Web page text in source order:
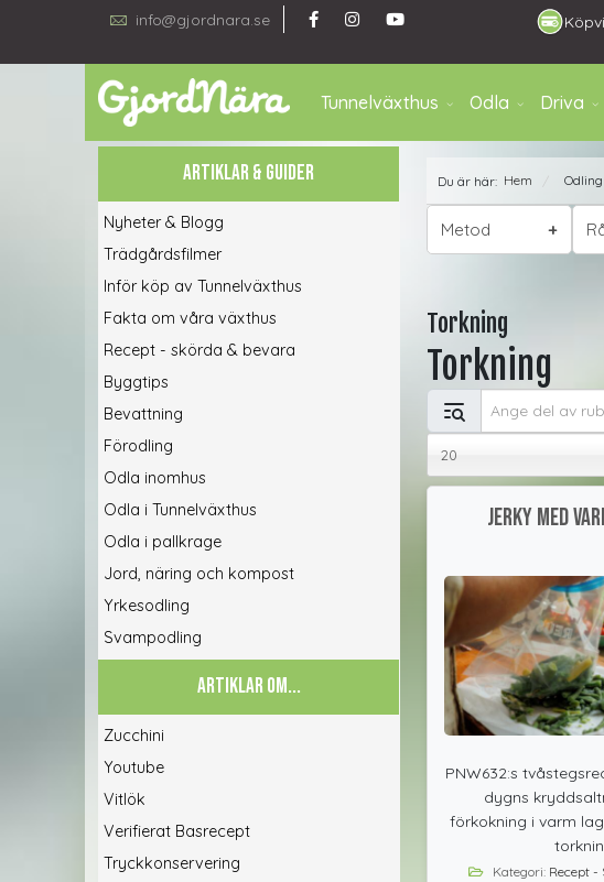
info@gjordnara.se
Tunnelväxthus Odla Driva
ARTIKLAR & GUIDER
Nyheter & Blogg
Trädgårdsfilmer
Inför köp av Tunnelväxthus
Fakta om våra växthus
Recept - skörda & bevara
Byggtips
Bevattning
Förodling
Odla inomhus
Odla i Tunnelväxthus
Odla i pallkrage
Jord, näring och kompost
Yrkesodling
Svampodling
ARTIKLAR OM...
Zucchini
Youtube
Vitlök
Verifierat Basrecept
Tryckkonservering
Du är här: Hem
Metod
Torkning
Torkning
Ange del av rubrik
Visa #
20
Jerky med
PNW632:s
dygns
förkokning i varm
Kategori: Recept -